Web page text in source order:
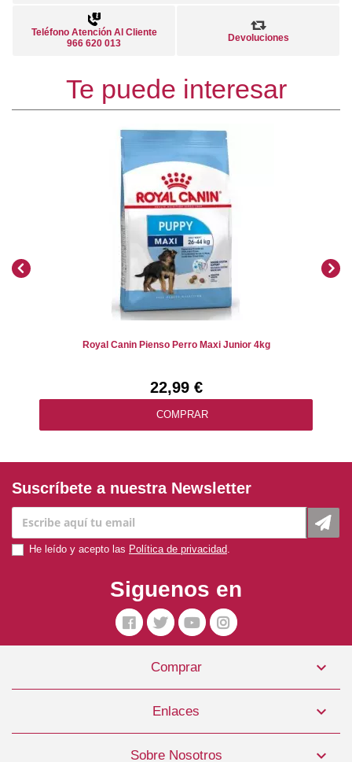
Teléfono Atención Al Cliente
966 620 013
Devoluciones
Te puede interesar
Royal Canin Pienso Perro Maxi Junior 4kg
22,99 €
COMPRAR
Royal Canin Pienso Perro Bulldog Francés Junior 10kg
59,99 €
COMPRAR
Suscríbete a nuestra Newsletter
He leído y acepto las Política de privacidad
Siguenos en
Comprar 
Enlaces 
Sobre Nosotros 